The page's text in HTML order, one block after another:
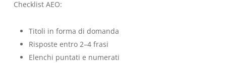
Checklist AEO:
Titoli in forma di domanda
Risposte entro 2–4 frasi
Elenchi puntati e numerati